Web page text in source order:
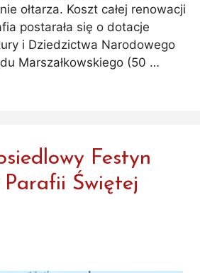
ołtarza. Koszt całej renowacji
postarała się o dotacje
i Dziedzictwa Narodowego
Marszałkowskiego (50 …
Festyn
Parafii Świętej